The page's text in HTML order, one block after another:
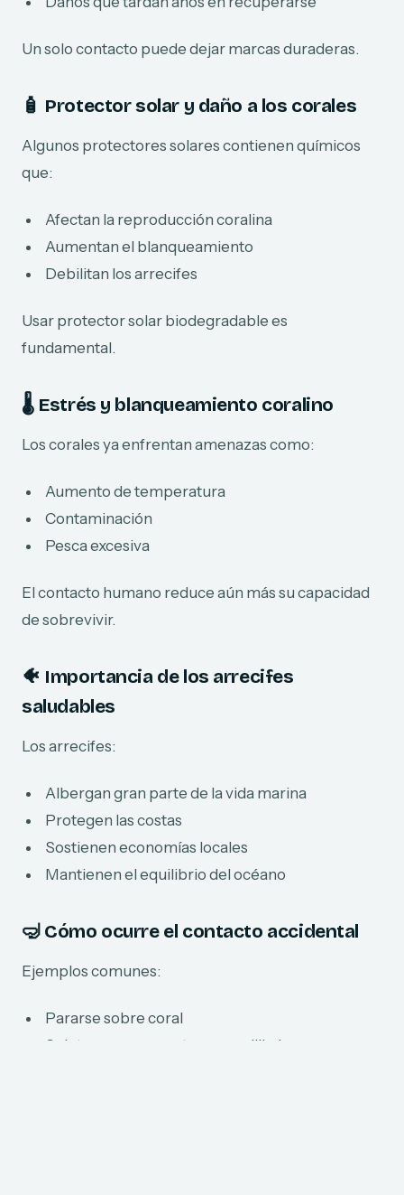
Un solo contacto puede dejar marcas duraderas.
🧴 Protector solar y daño a los corales
Algunos protectores solares contienen químicos
que:
Afectan la reproducción coralina
Aumentan el blanqueamiento
Debilitan los arrecifes
Usar protector solar biodegradable es
fundamental.
🌡️ Estrés y blanqueamiento coralino
Los corales ya enfrentan amenazas como:
Aumento de temperatura
Contaminación
Pesca excesiva
El contacto humano reduce aún más su capacidad
de sobrevivir.
🐠 Importancia de los arrecifes
saludables
Los arrecifes:
Albergan gran parte de la vida marina
Protegen las costas
Sostienen economías locales
Mantienen el equilibrio del océano
🤿 Cómo ocurre el contacto accidental
Ejemplos comunes:
Pararse sobre coral
Sujetarse para mantener equilibrio